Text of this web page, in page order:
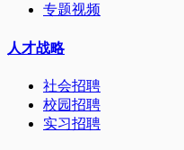
专题视频
人才战略
社会招聘
校园招聘
实习招聘